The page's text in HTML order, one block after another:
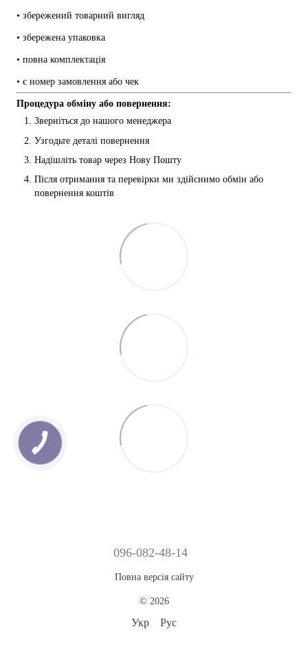
• збережений товарний вигляд
• збережена упаковка
• повна комплектація
• є номер замовлення або чек
Процедура обміну або повернення:
Зверніться до нашого менеджера
Узгодьте деталі повернення
Надішліть товар через Нову Пошту
Після отримання та перевірки ми здійснимо обмін або
повернення коштів
096-082-48-14
Повна версія сайту
© 2026
Укр Рус